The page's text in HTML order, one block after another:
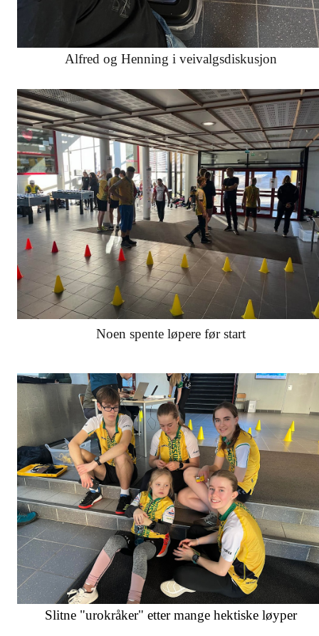
Alfred og Henning i veivalgsdiskusjon
Noen spente løpere før start
Slitne "urokråker" etter mange hektiske løyper